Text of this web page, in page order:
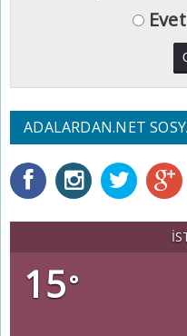
Evet
ADALARDAN.NET
15°